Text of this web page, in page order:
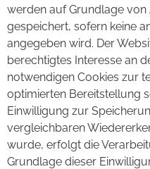
werden auf Grundlage von
gespeichert, sofern keine
angegeben wird. Der
berechtigtes Interesse an
notwendigen Cookies zur
optimierten Bereitstellung
Einwilligung zur
vergleichbaren
wurde, erfolgt die
Grundlage dieser